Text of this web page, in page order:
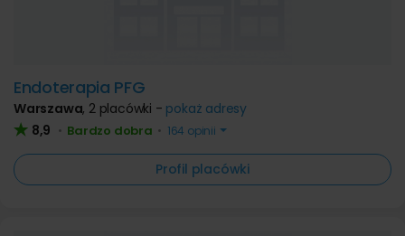
Endoterapia PFG
Warszawa, 2 placówki - pokaż adresy
8,9 • Bardzo dobra • 164 opinii
Profil placówki